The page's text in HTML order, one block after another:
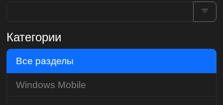
Категории
Все разделы
Windows Mobile